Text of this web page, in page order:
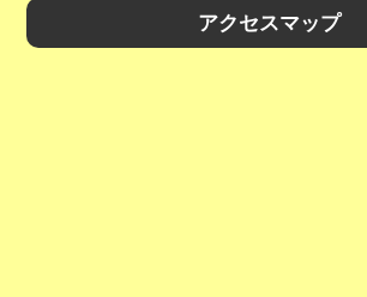
アクセスマップ